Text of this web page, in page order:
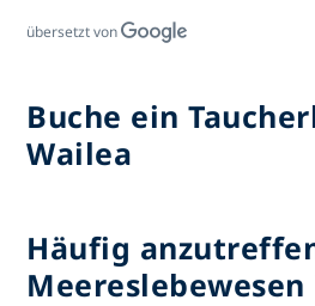
übersetzt von
Buche ein
Wailea
Häufig